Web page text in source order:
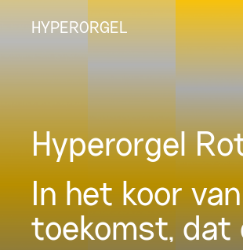
HYPERORGEL
Hyperorgel
In het koor
toekomst, dat